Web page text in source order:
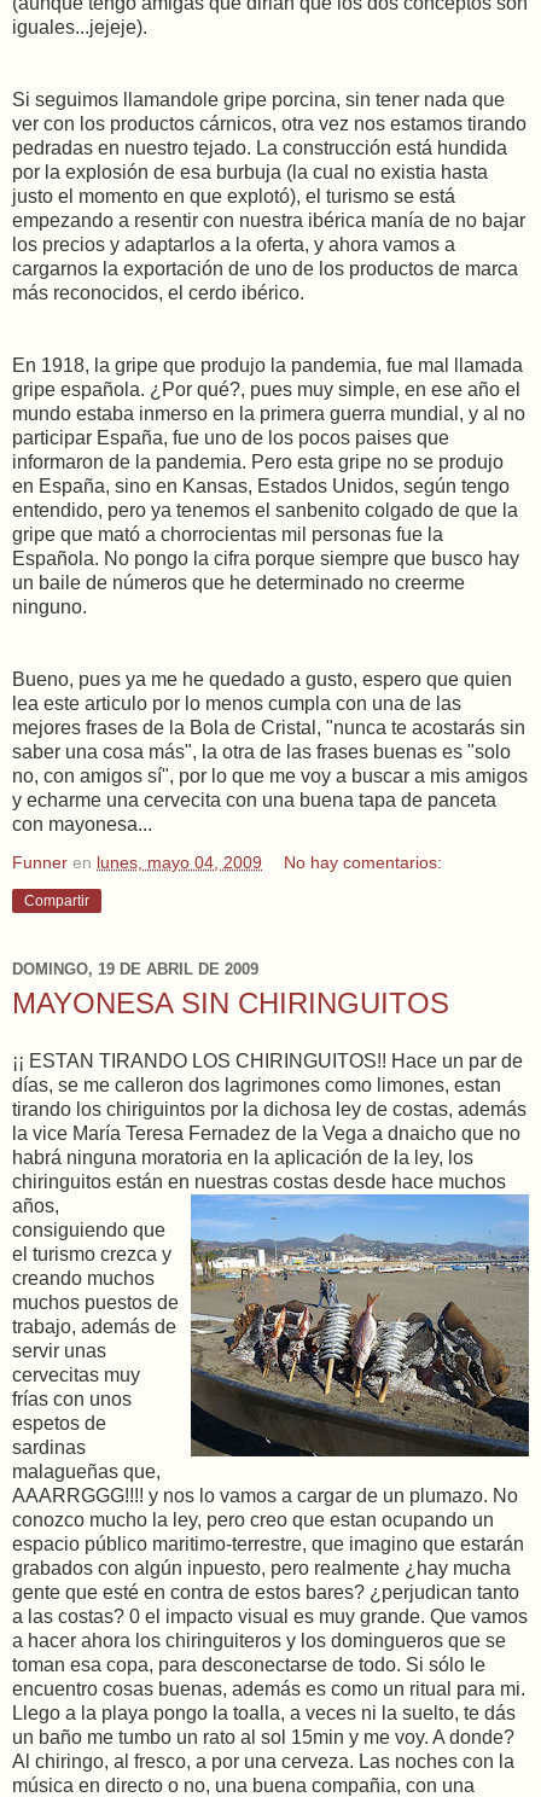
iguales...jejeje).
Si seguimos llamandole gripe porcina, sin tener nada que
ver con los productos cárnicos, otra vez nos estamos tirando
pedradas en nuestro tejado. La construcción está hundida
por la explosión de esa burbuja (la cual no existia hasta
justo el momento en que explotó), el turismo se está
empezando a resentir con nuestra ibérica manía de no bajar
los precios y adaptarlos a la oferta, y ahora vamos a
cargarnos la exportación de uno de los productos de marca
más reconocidos, el cerdo ibérico.
En 1918, la gripe que produjo la pandemia, fue mal llamada
gripe española. ¿Por qué?, pues muy simple, en ese año el
mundo estaba inmerso en la primera guerra mundial, y al no
participar España, fue uno de los pocos paises que
informaron de la pandemia. Pero esta gripe no se produjo
en España, sino en Kansas, Estados Unidos, según tengo
entendido, pero ya tenemos el sanbenito colgado de que la
gripe que mató a chorrocientas mil personas fue la
Española. No pongo la cifra porque siempre que busco hay
un baile de números que he determinado no creerme
ninguno.
Bueno, pues ya me he quedado a gusto, espero que quien
lea este articulo por lo menos cumpla con una de las
mejores frases de la Bola de Cristal, "nunca te acostarás sin
saber una cosa más", la otra de las frases buenas es "solo
no, con amigos sí", por lo que me voy a buscar a mis amigos
y echarme una cervecita con una buena tapa de panceta
con mayonesa...
Funner en lunes, mayo 04, 2009 No hay comentarios:
Compartir
DOMINGO, 19 DE ABRIL DE 2009
MAYONESA SIN CHIRINGUITOS
¡¡ ESTAN TIRANDO LOS CHIRINGUITOS!! Hace un par de
días, se me calleron dos lagrimones como limones, estan
tirando los chiriguintos por la dichosa ley de costas, además
la vice María Teresa Fernadez de la Vega a dnaicho que no
habrá ninguna moratoria en la aplicación de la ley, los
chiringuitos están en nuestras costas desde hace muchos
años,
consiguiendo que
el turismo crezca y
creando muchos
muchos puestos de
trabajo, además de
servir unas
cervecitas muy
frías con unos
espetos de
sardinas
malagueñas que,
AAARRGGG!!!! y nos lo vamos a cargar de un plumazo. No
conozco mucho la ley, pero creo que estan ocupando un
espacio público maritimo-terrestre, que imagino que estarán
grabados con algún inpuesto, pero realmente ¿hay mucha
gente que esté en contra de estos bares? ¿perjudican tanto
a las costas? 0 el impacto visual es muy grande. Que vamos
a hacer ahora los chiringuiteros y los domingueros que se
toman esa copa, para desconectarse de todo. Si sólo le
encuentro cosas buenas, además es como un ritual para mi.
Llego a la playa pongo la toalla, a veces ni la suelto, te dás
un baño me tumbo un rato al sol 15min y me voy. A donde?
Al chiringo, al fresco, a por una cerveza. Las noches con la
música en directo o no, una buena compañia, con una